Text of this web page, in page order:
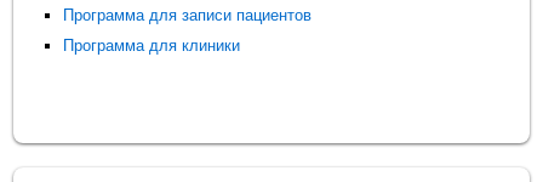
Программа для записи пациентов
Программа для клиники